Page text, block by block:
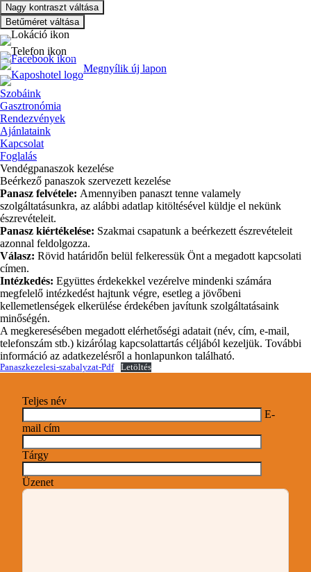
Nagy kontraszt váltása
Betűméret váltása
Ugrás
a
fő
tartalomra
+36-82-458-580
Megnyílik új lapon
Szobáink
Gasztronómia
Rendezvények
Ajánlataink
Kapcsolat
Foglalás
Vendégpanaszok kezelése
Beérkező panaszok szervezett kezelése
Panasz felvétele: Amennyiben panaszt tenne valamely
szolgáltatásunkra, az alábbi adatlap kitöltésével küldje el nekünk
észrevételeit.
Panasz kiértékelése: Szakmai csapatunk a beérkezett észrevételeit
azonnal feldolgozza.
Válasz: Rövid határidőn belül felkeressük Önt a megadott kapcsolati
címen.
Intézkedés: Együttes érdekekkel vezérelve mindenki számára
megfelelő intézkedést hajtunk végre, esetleg a jövőbeni
kellemetlenségek elkerülése érdekében javítunk szolgáltatásaink
minőségén.
A megkeresésében megadott elérhetőségi adatait (név, cím, e-mail,
telefonszám stb.) kizárólag kapcsolattartás céljából kezeljük. További
információ az adatkezelésről a honlapunkon található.
Panaszkezelesi-szabalyzat-Pdf Letöltés
Teljes név
E-
mail cím
Tárgy
Üzenet